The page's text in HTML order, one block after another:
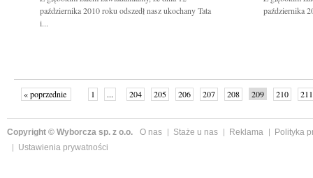
października 2010 roku odszedł nasz ukochany Tata
i...
października
« poprzednie 1 ... 204 205 206 207 208 209 210
211
Copyright © Wyborcza sp. z o.o. O nas Staże u nas Reklama
Polityka
Ustawienia prywatności